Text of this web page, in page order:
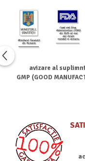
avizare al
GMP (GOOD